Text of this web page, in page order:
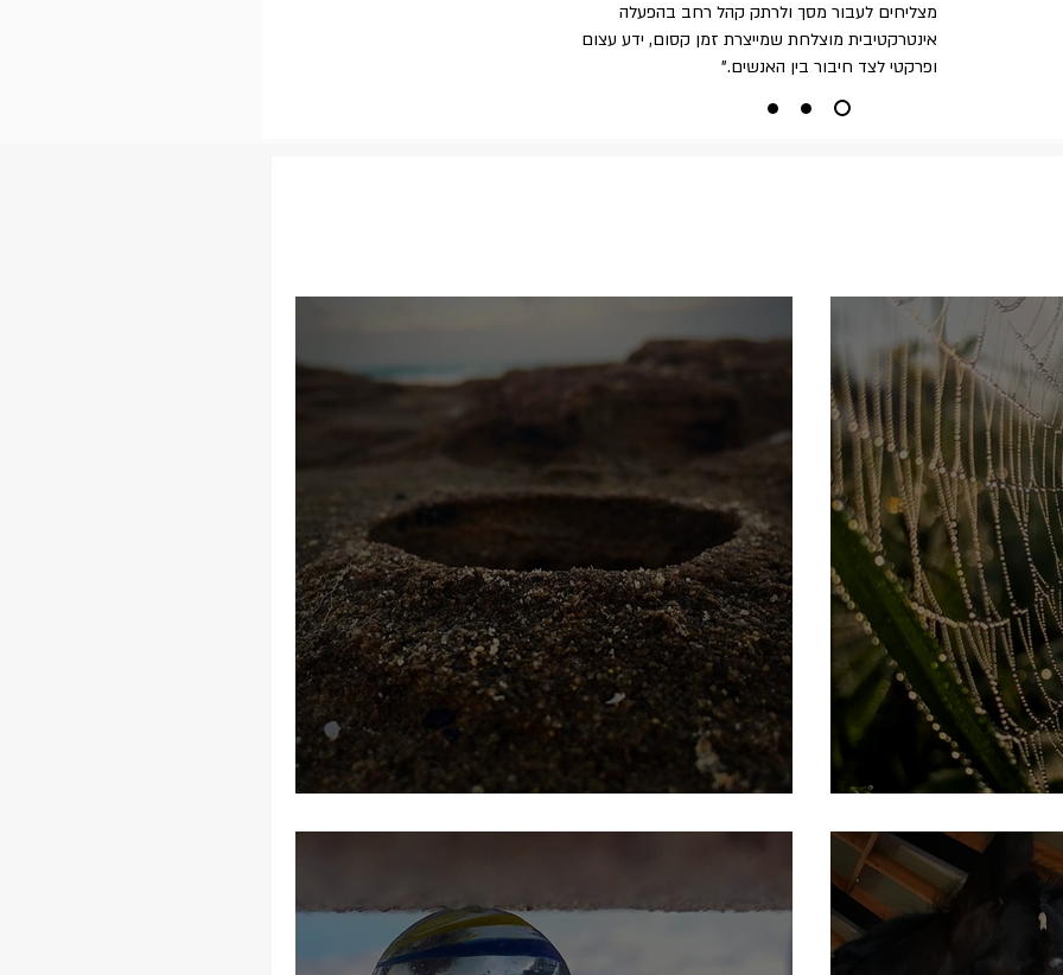
מצליחים לעבור מסך ולרתק קהל רחב בהפעלה
אינטרקטיבית מוצלחת שמייצרת זמן קסום, ידע עצום
ופרקטי לצד חיבור בין האנשים."
נחיתה ממאדים